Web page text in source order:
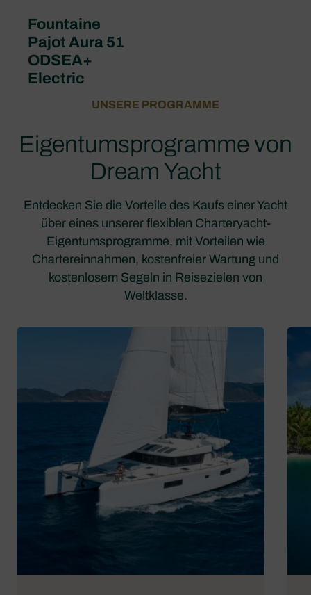
Fountaine
Pajot Aura 51
ODSEA+
Electric
UNSERE PROGRAMME
Eigentumsprogramme von
Dream Yacht
Entdecken Sie die Vorteile des Kaufs einer Yacht
über eines unserer flexiblen Charteryacht-
Eigentumsprogramme, mit Vorteilen wie
Chartereinnahmen, kostenfreier Wartung und
kostenlosem Segeln in Reisezielen von
Weltklasse.